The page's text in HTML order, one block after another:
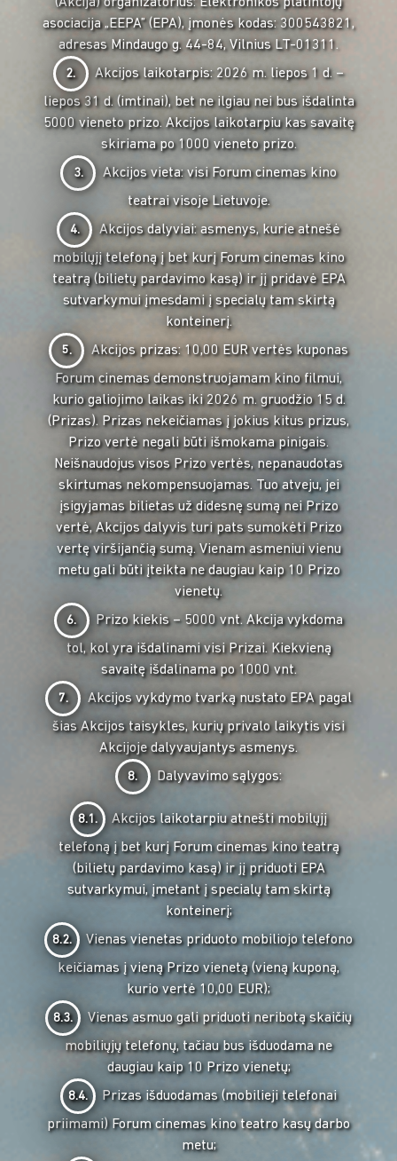
(Akcija) organizatorius: Elektronikos platintojų
asociacija „EEPA” (EPA), įmonės kodas: 300543821,
adresas Mindaugo g. 44-84, Vilnius LT-01311.
2. Akcijos laikotarpis: 2026 m. liepos 1 d. –
liepos 31 d. (imtinai), bet ne ilgiau nei bus išdalinta
5000 vieneto prizo. Akcijos laikotarpiu kas savaitę
skiriama po 1000 vieneto prizo.
3. Akcijos vieta: visi Forum cinemas kino
teatrai visoje Lietuvoje.
4. Akcijos dalyviai: asmenys, kurie atnešė
mobilųjį telefoną į bet kurį Forum cinemas kino
teatrą (bilietų pardavimo kasą) ir jį pridavė EPA
sutvarkymui įmesdami į specialų tam skirtą
konteinerį.
5. Akcijos prizas: 10,00 EUR vertės kuponas
Forum cinemas demonstruojamam kino filmui,
kurio galiojimo laikas iki 2026 m. gruodžio 15 d.
(Prizas). Prizas nekeičiamas į jokius kitus prizus,
Prizo vertė negali būti išmokama pinigais.
Neišnaudojus visos Prizo vertės, nepanaudotas
skirtumas nekompensuojamas. Tuo atveju, jei
įsigyjamas bilietas už didesnę sumą nei Prizo
vertė, Akcijos dalyvis turi pats sumokėti Prizo
vertę viršijančią sumą. Vienam asmeniui vienu
metu gali būti įteikta ne daugiau kaip 10 Prizo
vienetų.
6. Prizo kiekis – 5000 vnt. Akcija vykdoma
tol, kol yra išdalinami visi Prizai. Kiekvieną
savaitę išdalinama po 1000 vnt.
7. Akcijos vykdymo tvarką nustato EPA pagal
šias Akcijos taisykles, kurių privalo laikytis visi
Akcijoje dalyvaujantys asmenys.
8. Dalyvavimo sąlygos:
8.1. Akcijos laikotarpiu atnešti mobilųjį
telefoną į bet kurį Forum cinemas kino teatrą
(bilietų pardavimo kasą) ir jį priduoti EPA
sutvarkymui, įmetant į specialų tam skirtą
konteinerį;
8.2. Vienas vienetas priduoto mobiliojo telefono
keičiamas į vieną Prizo vienetą (vieną kuponą,
kurio vertė 10,00 EUR);
8.3. Vienas asmuo gali priduoti neribotą skaičių
mobiliųjų telefonų, tačiau bus išduodama ne
daugiau kaip 10 Prizo vienetų;
8.4. Prizas išduodamas (mobilieji telefonai
priimami) Forum cinemas kino teatro kasų darbo
metu;